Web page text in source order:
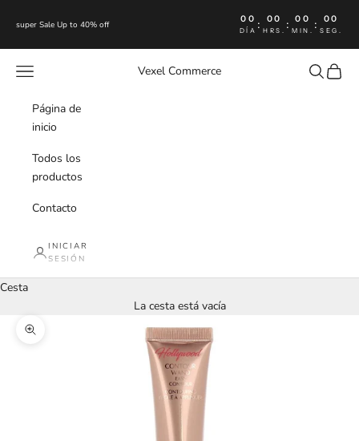
super Sale Up to 40% off 00
DÍA : 00
HRS. : 00
MIN. : 00
SEG.
Vexel Commerce
Menú Buscar
Cesta
Página de
inicio
Todos los
productos
Contacto
INICIAR
SESIÓN
Cesta
La cesta está vacía
Zoom